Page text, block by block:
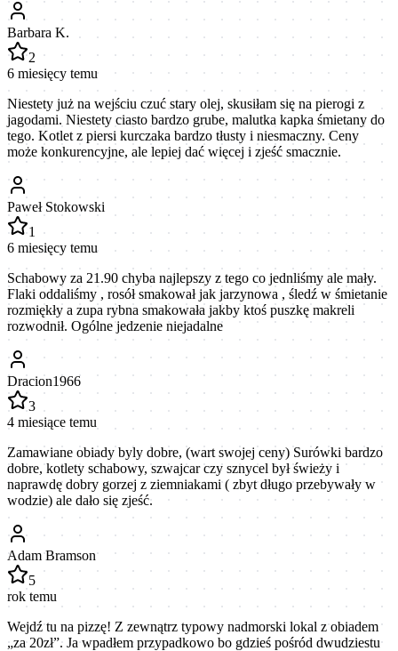
Barbara K.
2
6 miesięcy temu
Niestety już na wejściu czuć stary olej, skusiłam się na pierogi z
jagodami. Niestety ciasto bardzo grube, malutka kapka śmietany do
tego. Kotlet z piersi kurczaka bardzo tłusty i niesmaczny. Ceny
może konkurencyjne, ale lepiej dać więcej i zjeść smacznie.
Paweł Stokowski
1
6 miesięcy temu
Schabowy za 21.90 chyba najlepszy z tego co jednliśmy ale mały.
Flaki oddaliśmy , rosół smakował jak jarzynowa , śledź w śmietanie
rozmiękły a zupa rybna smakowała jakby ktoś puszkę makreli
rozwodnił. Ogólne jedzenie niejadalne
Dracion1966
3
4 miesiące temu
Zamawiane obiady byly dobre, (wart swojej ceny) Surówki bardzo
dobre, kotlety schabowy, szwajcar czy sznycel był świeży i
naprawdę dobry gorzej z ziemniakami ( zbyt długo przebywały w
wodzie) ale dało się zjeść.
Adam Bramson
5
rok temu
Wejdź tu na pizzę! Z zewnątrz typowy nadmorski lokal z obiadem
„za 20zł”. Ja wpadłem przypadkowo bo gdzieś pośród dwudziestu